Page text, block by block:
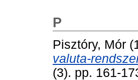
P
Pisztóry, Mór
valuta-
(3). pp. 161-